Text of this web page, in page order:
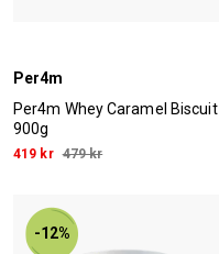
Per4m
Per4m Whey Caramel Biscuit
900g
419 kr 479 kr
-12%